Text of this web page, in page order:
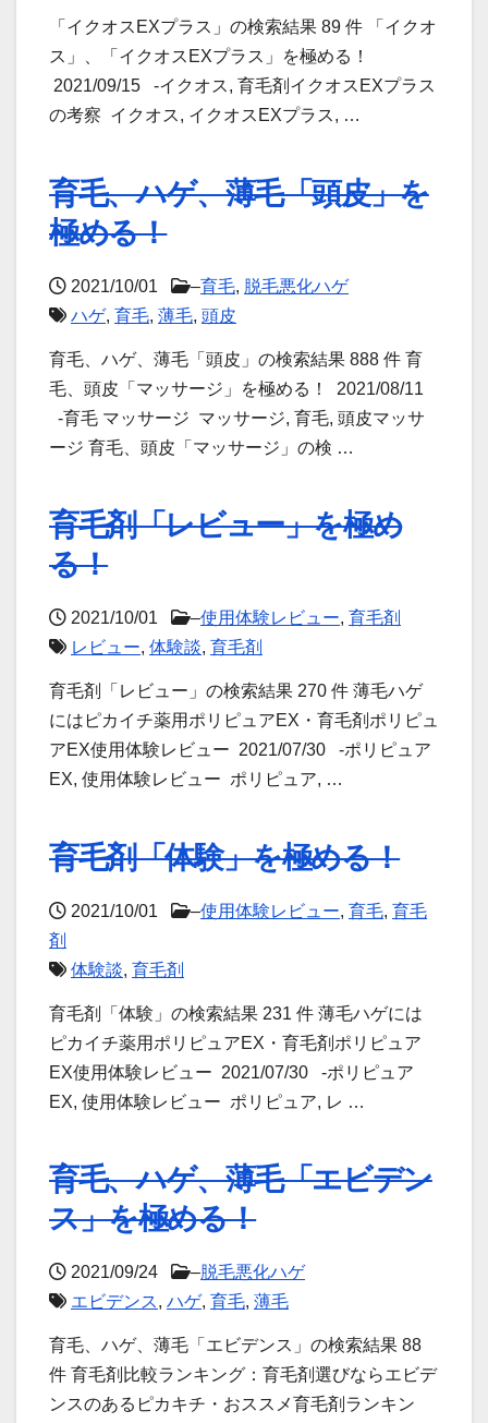
「イクオスEXプラス」の検索結果 89 件 「イクオ
ス」、「イクオスEXプラス」を極める！
2021/09/15 -イクオス, 育毛剤イクオスEXプラス
の考察 イクオス, イクオスEXプラス, …
育毛、ハゲ、薄毛「頭皮」を
極める！
2021/10/01 –育毛, 脱毛悪化ハゲ
ハゲ, 育毛, 薄毛, 頭皮
育毛、ハゲ、薄毛「頭皮」の検索結果 888 件 育
毛、頭皮「マッサージ」を極める！ 2021/08/11
-育毛 マッサージ マッサージ, 育毛, 頭皮マッサ
ージ 育毛、頭皮「マッサージ」の検 …
育毛剤「レビュー」を極め
る！
2021/10/01 –使用体験レビュー, 育毛剤
レビュー, 体験談, 育毛剤
育毛剤「レビュー」の検索結果 270 件 薄毛ハゲ
にはピカイチ薬用ポリピュアEX・育毛剤ポリピュ
アEX使用体験レビュー 2021/07/30 -ポリピュア
EX, 使用体験レビュー ポリピュア, …
育毛剤「体験」を極める！
2021/10/01 –使用体験レビュー, 育毛, 育毛
剤
体験談, 育毛剤
育毛剤「体験」の検索結果 231 件 薄毛ハゲには
ピカイチ薬用ポリピュアEX・育毛剤ポリピュア
EX使用体験レビュー 2021/07/30 -ポリピュア
EX, 使用体験レビュー ポリピュア, レ …
育毛、ハゲ、薄毛「エビデン
ス」を極める！
2021/09/24 –脱毛悪化ハゲ
エビデンス, ハゲ, 育毛, 薄毛
育毛、ハゲ、薄毛「エビデンス」の検索結果 88
件 育毛剤比較ランキング：育毛剤選びならエビデ
ンスのあるピカキチ・おススメ育毛剤ランキン